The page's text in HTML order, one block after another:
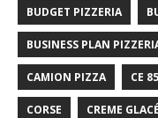
BUDGET PIZZERIA
BUSINESS PLAN
CAMION PIZZA CE
CORSE CREME